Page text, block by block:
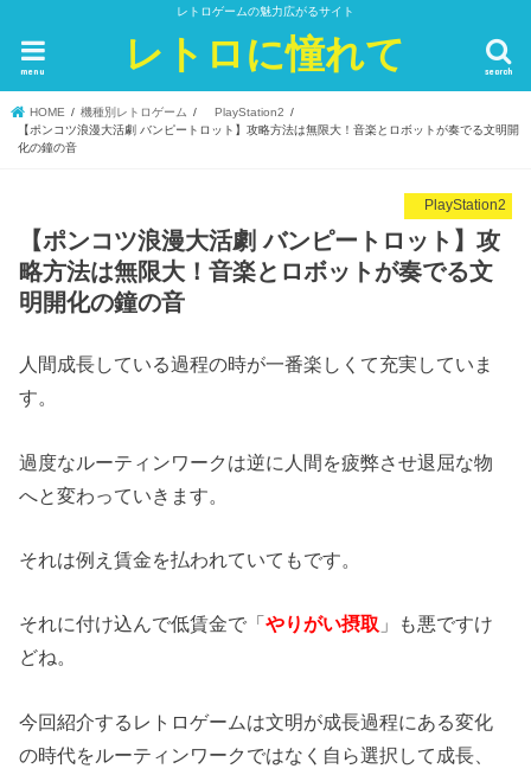
レトロゲームの魅力広がるサイト
レトロに憧れて search
menu
HOME 機種別レトロゲーム
PlayStation2
【ポンコツ浪漫大活劇 バンピートロット】攻略方法は無限大！音楽とロボットが奏でる文明開
化の鐘の音
PlayStation2
【ポンコツ浪漫大活劇 バンピートロット】攻
略方法は無限大！音楽とロボットが奏でる文
明開化の鐘の音
人間成長している過程の時が一番楽しくて充実していま
す。
過度なルーティンワークは逆に人間を疲弊させ退屈な物
へと変わっていきます。
それは例え賃金を払われていてもです。
それに付け込んで低賃金で「やりがい摂取 」も悪ですけ
どね。
今回紹介するレトロゲームは文明が成長過程にある変化
の時代をルーティンワークではなく自ら選択して成長、